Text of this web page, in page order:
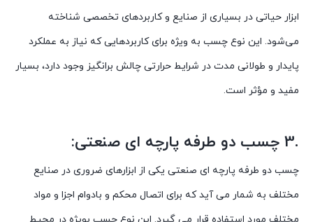
ابزار حیاتی در بسیاری از صنایع و کاربردهای تخصصی شناخته
می‌شود. این نوع چسب به ویژه برای کاربردهایی که نیاز به عملکرد
پایدار و طولانی مدت در شرایط حرارتی چالش برانگیز وجود دارد، بسیار
مفید و مؤثر است.
.3 چسب دو طرفه پارچه ای صنعتی:
چسب دو طرفه پارچه ای صنعتی یکی از ابزارهای ضروری در صنایع
مختلف به شمار می آید که برای اتصال محکم و بادوام اجزا و مواد